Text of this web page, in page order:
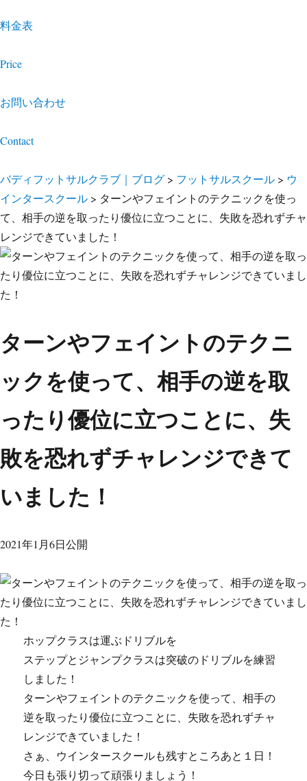
料金表
Price
お問い合わせ
Contact
バディフットサルクラブ｜ブログ > フットサルスクール > ウ
インタースクール > ターンやフェイントのテクニックを使っ
て、相手の逆を取ったり優位に立つことに、失敗を恐れずチャ
レンジできていました！
ターンやフェイントのテクニ
ックを使って、相手の逆を取
ったり優位に立つことに、失
敗を恐れずチャレンジできて
いました！
2021年1月6日公開
ホップクラスは運ぶドリブルを
ステップとジャンプクラスは突破のドリブルを練習
しました！
ターンやフェイントのテクニックを使って、相手の
逆を取ったり優位に立つことに、失敗を恐れずチャ
レンジできていました！
さぁ、ウインタースクールも残すところあと１日！
今日も張り切って頑張りましょう！